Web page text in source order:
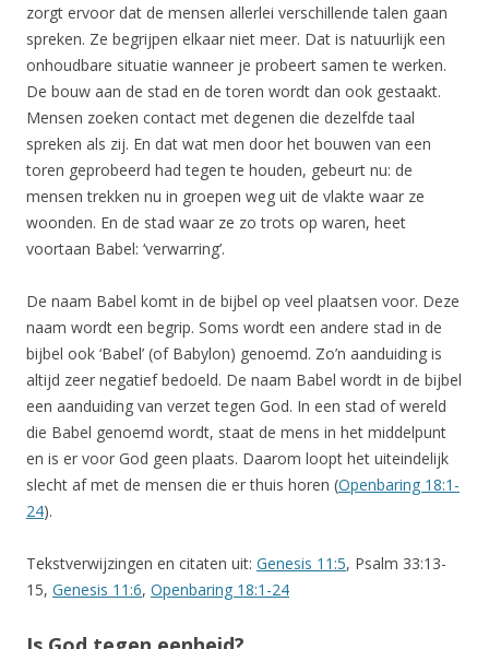
zorgt ervoor dat de mensen allerlei verschillende talen gaan
spreken. Ze begrijpen elkaar niet meer. Dat is natuurlijk een
onhoudbare situatie wanneer je probeert samen te werken.
De bouw aan de stad en de toren wordt dan ook gestaakt.
Mensen zoeken contact met degenen die dezelfde taal
spreken als zij. En dat wat men door het bouwen van een
toren geprobeerd had tegen te houden, gebeurt nu: de
mensen trekken nu in groepen weg uit de vlakte waar ze
woonden. En de stad waar ze zo trots op waren, heet
voortaan Babel: ‘verwarring’.
De naam Babel komt in de bijbel op veel plaatsen voor. Deze
naam wordt een begrip. Soms wordt een andere stad in de
bijbel ook ‘Babel’ (of Babylon) genoemd. Zo’n aanduiding is
altijd zeer negatief bedoeld. De naam Babel wordt in de bijbel
een aanduiding van verzet tegen God. In een stad of wereld
die Babel genoemd wordt, staat de mens in het middelpunt
en is er voor God geen plaats. Daarom loopt het uiteindelijk
slecht af met de mensen die er thuis horen (Openbaring 18:1-
24).
Tekstverwijzingen en citaten uit: Genesis 11:5, Psalm 33:13-
15, Genesis 11:6, Openbaring 18:1-24